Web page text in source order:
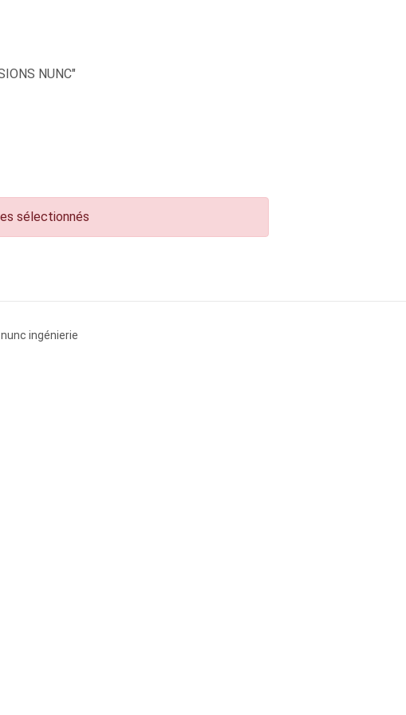
NUNC"
sélectionnés
nunc ingénierie